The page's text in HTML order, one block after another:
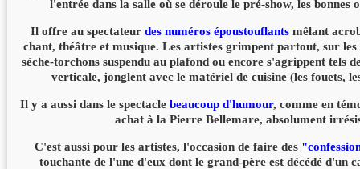
l'entrée dans la salle où se déroule le pré-show, les bonnes
Il offre au spectateur des numéros époustouflants mêlant
chant, théâtre et musique. Les artistes grimpent partout, sur les
sèche-torchons suspendu au plafond ou encore s'agrippent tels
verticale, jonglent avec le matériel de cuisine (les fouets,
Il y a aussi dans le spectaclebeaucoup d'humour, comme en
achat à la Pierre Bellemare, absolument
C'est aussi pour les artistes, l'occasion de faire des
touchante de l'une d'eux dont le grand-père est décédé d'un